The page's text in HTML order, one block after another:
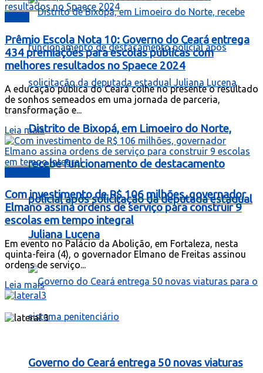
Distrito de Bixopá, em Limoeiro do Norte,
recebe funcionamento de destacamento
policial após solicitação da deputada estadual
Juliana Lucena
Governo do Ceará entrega 50 novas viaturas
Prêmio Escola Nota 10: Governo do Ceará entrega
434 premiações para escolas públicas com
melhores resultados no Spaece 2024
A educação pública do Ceará colhe no presente o resultado
de sonhos semeados em uma jornada de parceria,
transformação e...
Leia mais
Com investimento de R$ 106 milhões, governador
Elmano assina ordens de serviço para construir 9
escolas em tempo integral
Em evento no Palácio da Abolição, em Fortaleza, nesta
quinta-feira (4), o governador Elmano de Freitas assinou
ordens de serviço...
Leia mais